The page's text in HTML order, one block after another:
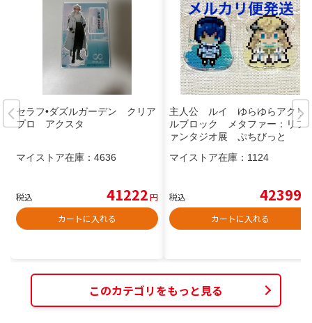
セラフ•ダズルガーデン クリア
プロ アクスタ
マイストア在庫： 4636
税込 41222円
カートに入れる
主人公 ルイ ゆらゆらアクリ
ルブロック メタファー：リフ
ァンタジオ展 ぷちびっと
マイストア在庫： 1124
税込 42399
カートに入れる
このカテゴリをもっと見る